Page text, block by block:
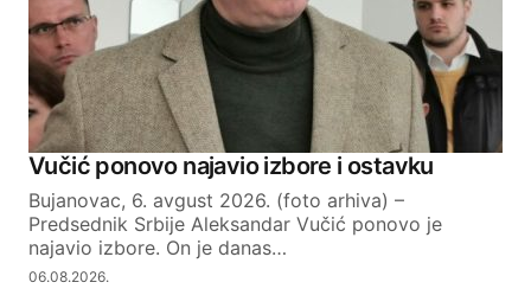
Your E-mail
SUBMIT COMMENT
Vučić ponovo najavio izbore i ostavku
Bujanovac, 6. avgust 2026. (foto arhiva) –
Predsednik Srbije Aleksandar Vučić ponovo je
najavio izbore. On je danas…
06.08.2026.